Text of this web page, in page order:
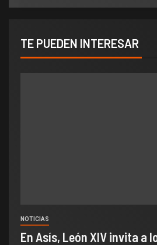
TE PUEDEN INTERESAR
NOTICIAS
En Asís, León XIV invita a